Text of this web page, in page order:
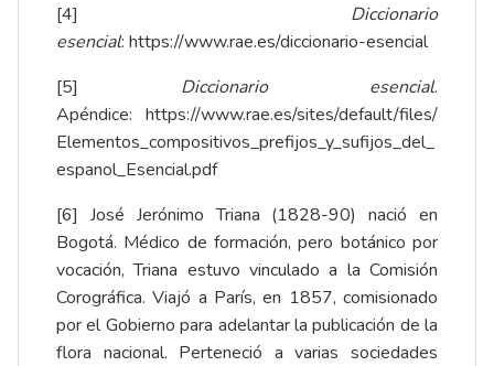
[4]
Diccionario
esencial: https://www.rae.es/diccionario-esencial
[5]
Diccionario esencial.
Apéndice: https://www.rae.es/sites/default/files/
Elementos_compositivos_prefijos_y_sufijos_del_
espanol_Esencial.pdf
[6] José Jerónimo Triana (1828-90) nació en
Bogotá. Médico de formación, pero botánico por
vocación, Triana estuvo vinculado a la Comisión
Corográfica. Viajó a París, en 1857, comisionado
por el Gobierno para adelantar la publicación de la
flora nacional. Perteneció a varias sociedades